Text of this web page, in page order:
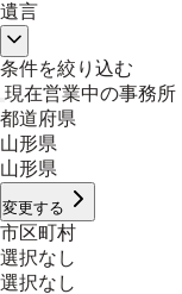
遺言
条件を絞り込む
現在営業中の事務所
都道府県
山形県
山形県
変更する
市区町村
選択なし
選択なし